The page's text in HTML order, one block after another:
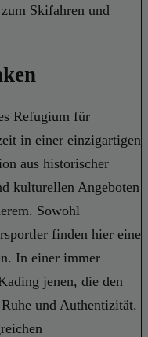
Skifahren und
Refugium für
in einer einzigartigen
aus historischer
kulturellen Angeboten
Sowohl
finden hier eine
In einer immer
jenen, die den
und Authentizität.